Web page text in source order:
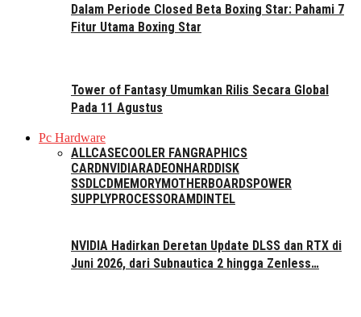
Dalam Periode Closed Beta Boxing Star: Pahami 7
Fitur Utama Boxing Star
Tower of Fantasy Umumkan Rilis Secara Global
Pada 11 Agustus
Pc Hardware
ALLCASECOOLER FAN GRAPHICS
CARDNVIDIARADEON HARDDISK
SSDLCDMEMORYMOTHERBOARDSPOWER
SUPPLYPROCESSORAMD INTEL
NVIDIA Hadirkan Deretan Update DLSS dan RTX di
Juni 2026, dari Subnautica 2 hingga Zenless…